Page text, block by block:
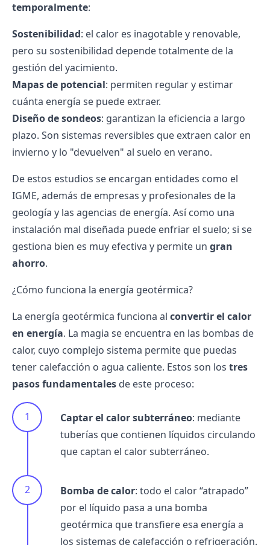
temporalmente:
Sostenibilidad: el calor es inagotable y renovable,
pero su sostenibilidad depende totalmente de la
gestión del yacimiento.
Mapas de potencial: permiten regular y estimar
cuánta energía se puede extraer.
Diseño de sondeos: garantizan la eficiencia a largo
plazo. Son sistemas reversibles que extraen calor en
invierno y lo "devuelven" al suelo en verano.
De estos estudios se encargan entidades como el
IGME, además de empresas y profesionales de la
geología y las agencias de energía. Así como una
instalación mal diseñada puede enfriar el suelo; si se
gestiona bien es muy efectiva y permite un gran
ahorro.
¿Cómo funciona la energía geotérmica?
La energía geotérmica funciona al convertir el calor
en energía. La magia se encuentra en las bombas de
calor, cuyo complejo sistema permite que puedas
tener calefacción o agua caliente. Estos son los tres
pasos fundamentales de este proceso:
Captar el calor subterráneo: mediante
tuberías que contienen líquidos circulando
que captan el calor subterráneo.
Bomba de calor: todo el calor “atrapado”
por el líquido pasa a una bomba
geotérmica que transfiere esa energía a
los sistemas de calefacción o refrigeración.